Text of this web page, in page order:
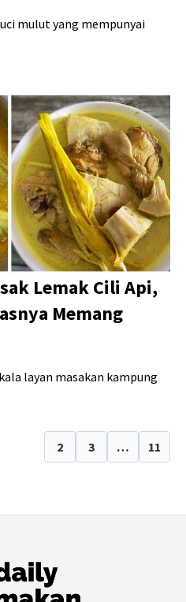
mulut yang mempunyai
Lemak Cili Api,
Memang
layan masakan kampung
2 3 … 11